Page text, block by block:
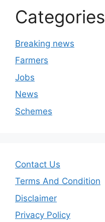
Categories
Breaking news
Farmers
Jobs
News
Schemes
Contact Us
Terms And Condition
Disclaimer
Privacy Policy